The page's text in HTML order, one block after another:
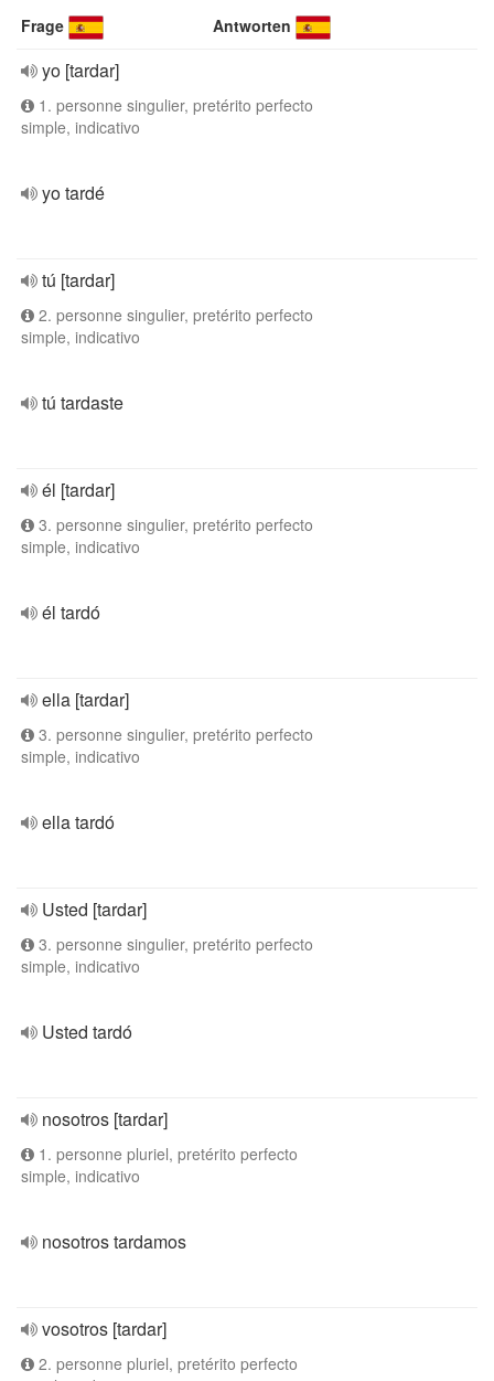
Frage Antworten
yo [tardar]
1. personne singulier, pretérito perfecto
simple, indicativo
yo tardé
tú [tardar]
2. personne singulier, pretérito perfecto
simple, indicativo
tú tardaste
él [tardar]
3. personne singulier, pretérito perfecto
simple, indicativo
él tardó
ella [tardar]
3. personne singulier, pretérito perfecto
simple, indicativo
ella tardó
Usted [tardar]
3. personne singulier, pretérito perfecto
simple, indicativo
Usted tardó
nosotros [tardar]
1. personne pluriel, pretérito perfecto
simple, indicativo
nosotros tardamos
vosotros [tardar]
2. personne pluriel, pretérito perfecto